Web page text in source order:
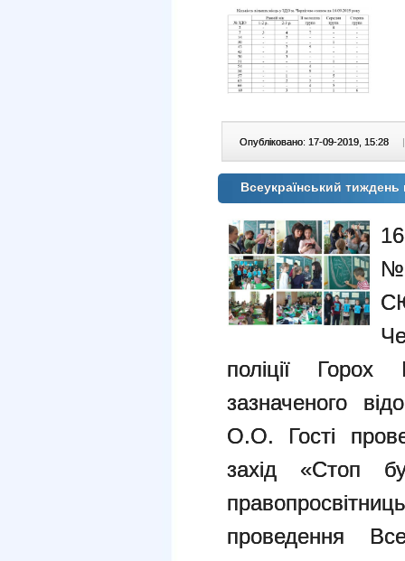
Опубліковано: 17-09-2019, 15:28
Всеукраїнський
поліції
зазначеного
О.О. Гості
захід «Стоп
проведення